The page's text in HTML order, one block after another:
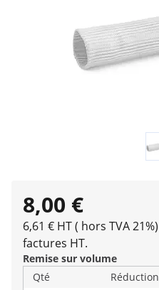
8,00 €
6,61 € HT ( hors TVA 21%)
factures HT.
Remise sur volume
Qté
Réduction